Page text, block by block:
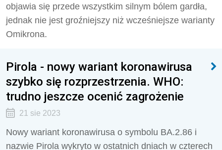
objawia się przede wszystkim silnym bólem gardła,
jednak nie jest groźniejszy niż wcześniejsze warianty
Omikrona.
Pirola - nowy wariant koronawirusa
szybko się rozprzestrzenia. WHO:
trudno jeszcze ocenić zagrożenie
21 sie 2023
Nowy wariant koronawirusa o symbolu BA.2.86 i
nazwie Pirola wykryto w ostatnich dniach w czterech